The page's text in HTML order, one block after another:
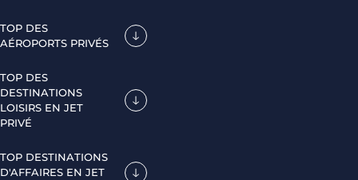
TOP DES
AÉROPORTS PRIVÉS
TOP DES
DESTINATIONS
LOISIRS EN JET
PRIVÉ
TOP DESTINATIONS
D'AFFAIRES EN JET